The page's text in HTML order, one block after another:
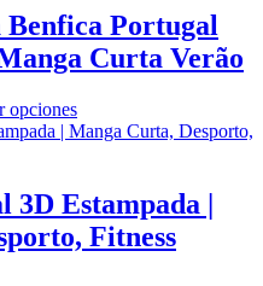
página
de
producto
variantes.
Las
opciones
pueden
elegir
en
página
de
producto
Portugal
Curta Verão
opcionesEste
producto
variantes.
Las
opciones
3D Estampada |
Fitness